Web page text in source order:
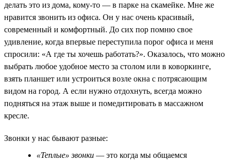
делать это из дома, кому-то — в парке на скамейке. Мне же
нравится звонить из офиса. Он у нас очень красивый,
современный и комфортный. До сих пор помню свое
удивление, когда впервые переступила порог офиса и меня
спросили: «А где ты хочешь работать?». Оказалось, что можно
выбрать любое удобное место за столом или в коворкинге,
взять планшет или устроиться возле окна с потрясающим
видом на город. А если нужно отдохнуть, всегда можно
подняться на этаж выше и помедитировать в массажном
кресле.
Звонки у нас бывают разные:
«Теплые» звонки — это когда мы общаемся